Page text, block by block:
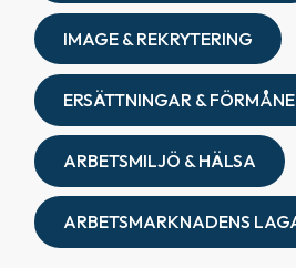
IMAGE & REKRYTERING
ERSÄTTNINGAR &
ARBETSMILJÖ & HÄLSA
ARBETSMARKNADENS